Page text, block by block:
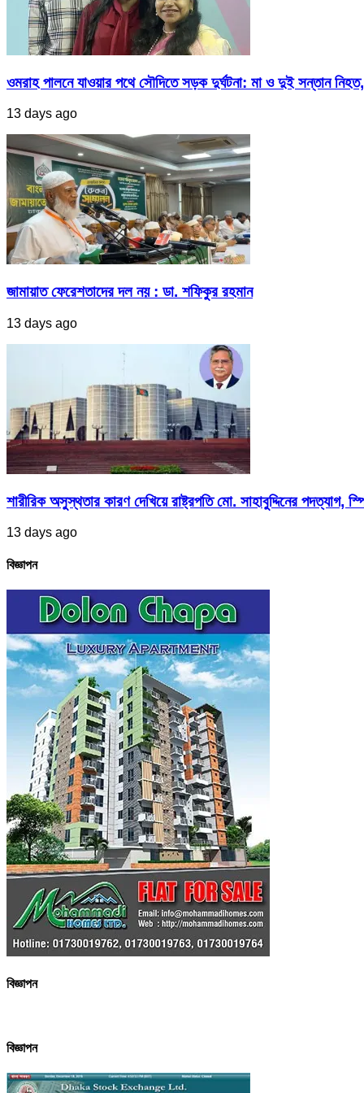
ওমরাহ পালনে যাওয়ার পথে সৌদিতে সড়ক দুর্ঘটনা: মা ও দুই সন্তান
13 days ago
জামায়াত ফেরেশতাদের দল নয় : ডা. শফিকুর রহমান
13 days ago
শারীরিক অসুস্থতার কারণ দেখিয়ে রাষ্ট্রপতি মো. সাহাবুদ্দিনের পদত্যাগ,
13 days ago
বিজ্ঞাপন
বিজ্ঞাপন
বিজ্ঞাপন